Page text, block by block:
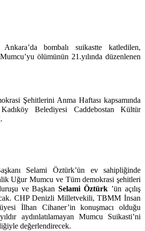
bombalı suikastte katledilen,
ölümünün 21.yılında düzenlenen
Şehitlerini Anma Haftası kapsamında
Belediyesi Caddebostan Kültür
Selami Öztürk’ün ev sahipliğinde
Uğur Mumcu ve Tüm demokrasi şehitleri
ve BaşkanSelami Öztürk ’ün açılış
CHP Denizli Milletvekili, TBMM İnsan
İlhan Cihaner’in konuşmacı olduğu
aydınlatılamayan Mumcu Suikasti’ni
değerlendirecek.